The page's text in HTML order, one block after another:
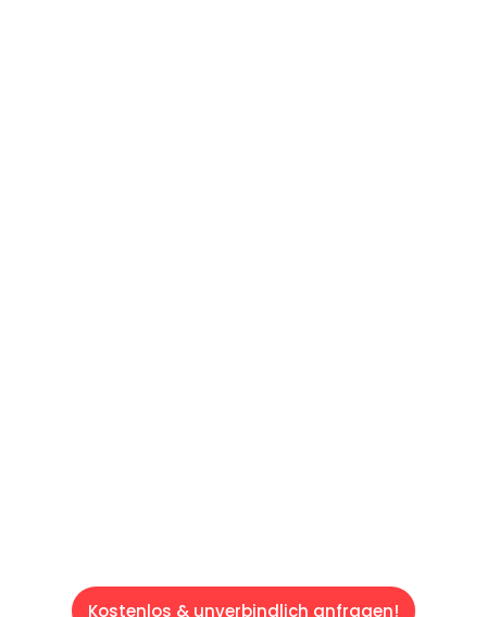
Kostenlos & unverbindlich anfragen!